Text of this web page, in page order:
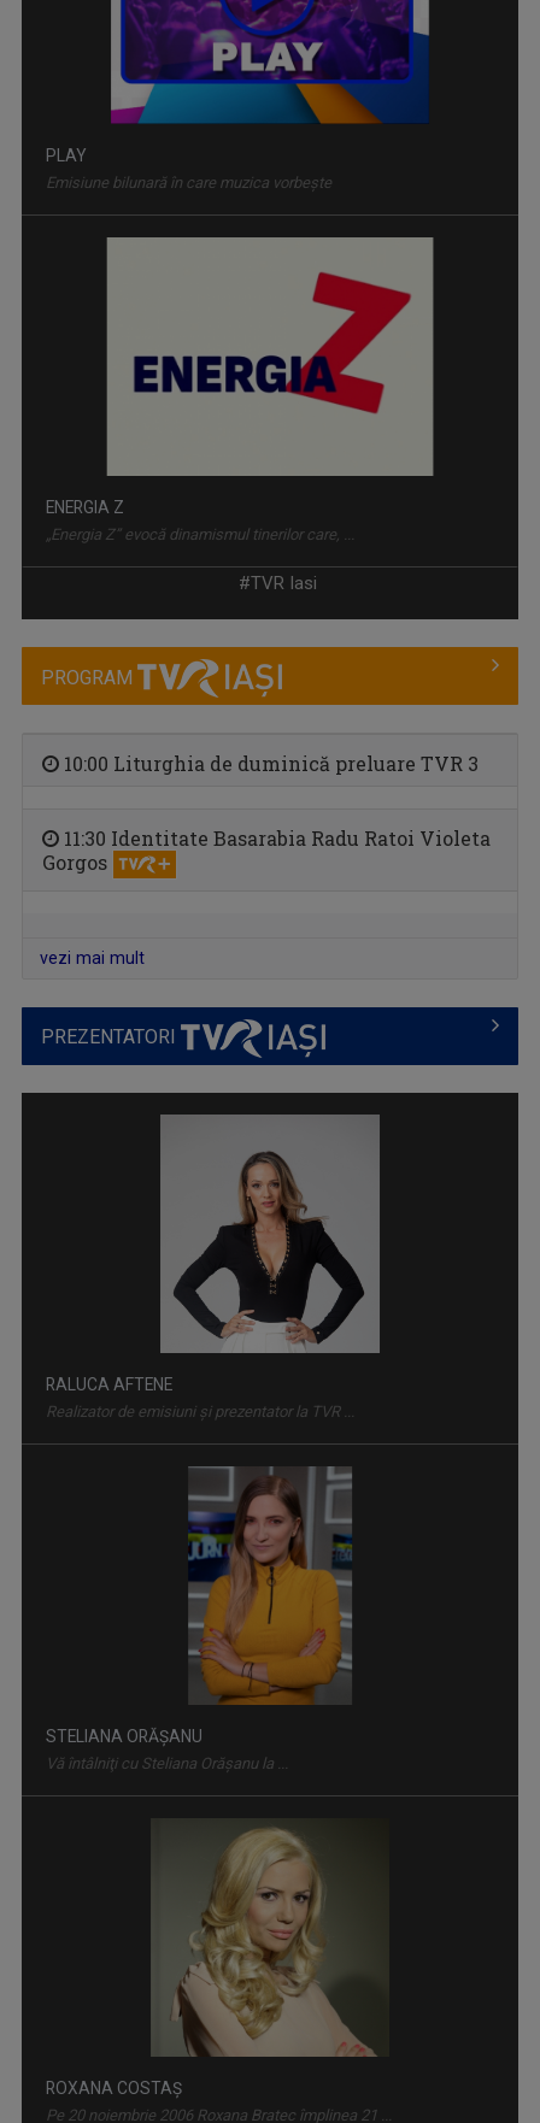
PLAY
Emisiune bilunară în care muzica vorbeşte
ENERGIA Z
„Energia Z” evocă dinamismul tinerilor care, ...
INTERVIUL SĂPTĂMÂNII
Emisiune despre viaţa spirituală a Diecezei de ...
Magazin de familie și divertisment
Emisiune de reportaj și investigație realizată ...
#TVR Iasi
PROGRAM
10:00 Liturghia de duminică preluare TVR 3
11:30 Identitate Basarabia Radu Ratoi Violeta
Gorgos
vezi mai mult
PREZENTATORI
RALUCA AFTENE
Realizator de emisiuni şi prezentator la TVR ...
STELIANA ORĂŞANU
Vă întâlniţi cu Steliana Orăşanu la ...
ROXANA COSTAŞ
Pe 20 noiembrie 2006 Roxana Bratec împlinea 21 ...